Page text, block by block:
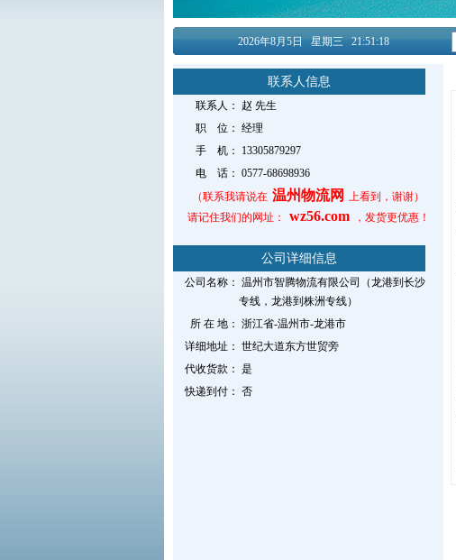
2026年8月5日 星期三 21:51:18
联系人信息
联系人： 赵 先生
职 位： 经理
手 机：
13305879297
电 话： 0577-68698936
（联系我请说在 温州物流网 上看到，谢谢）
请记住我们的网址：
wz56.com ，发货更优惠！
公司详细信息
公司名称： 温州市智腾物流有限公司（龙港到长沙
专线，龙港到株洲专线）
所 在 地： 浙江省-温州市-龙港市
详细地址： 世纪大道东方世贸旁
代收货款： 是
快递到付： 否